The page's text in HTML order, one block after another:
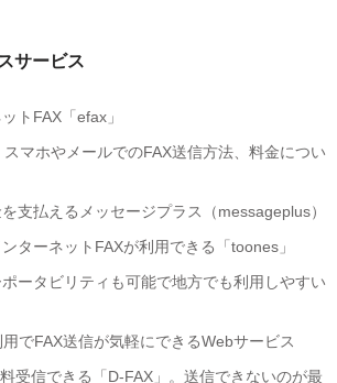
サービス
トFAX「efax」
マホやメールでのFAX送信方法、料金につい
支払えるメッセージプラス（messageplus）
ターネットFAXが利用できる「toones」
ータビリティも可能で地方でも利用しやすい
でFAX送信が気軽にできるWebサービス
受信できる「D-FAX」。送信できないのが最